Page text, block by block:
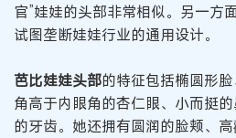
官”娃娃的头部非常相似。另一方
试图垄断娃娃行业的通用设计。
芭比娃娃头部的特征包括椭圆形
角高于内眼角的杏仁眼、小而挺
的牙齿。她还拥有圆润的脸颊、